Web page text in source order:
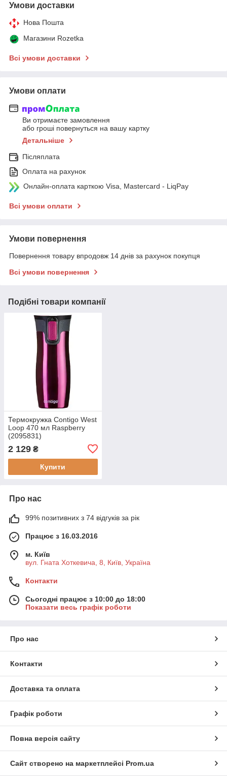
Умови доставки
Нова Пошта
Магазини Rozetka
Всі умови доставки
Умови оплати
Ви отримаєте замовлення
або гроші повернуться на вашу картку
Детальніше
Післяплата
Оплата на рахунок
Онлайн-оплата карткою Visa, Mastercard - LiqPay
Всі умови оплати
Умови повернення
Повернення товару впродовж 14 днів за рахунок покупця
Всі умови повернення
Подібні товари компанії
Термокружка Contigo West
Loop 470 мл Raspberry
(2095831)
2 129 ₴
Купити
Про нас
99% позитивних з 74 відгуків за рік
Працює з 16.03.2016
м. Київ
вул. Гната Хоткевича, 8, Київ, Україна
Контакти
Сьогодні працює з 10:00 до 18:00
Показати весь графік роботи
Про нас
Контакти
Доставка та оплата
Графік роботи
Повна версія сайту
Сайт створено на маркетплейсі Prom.ua